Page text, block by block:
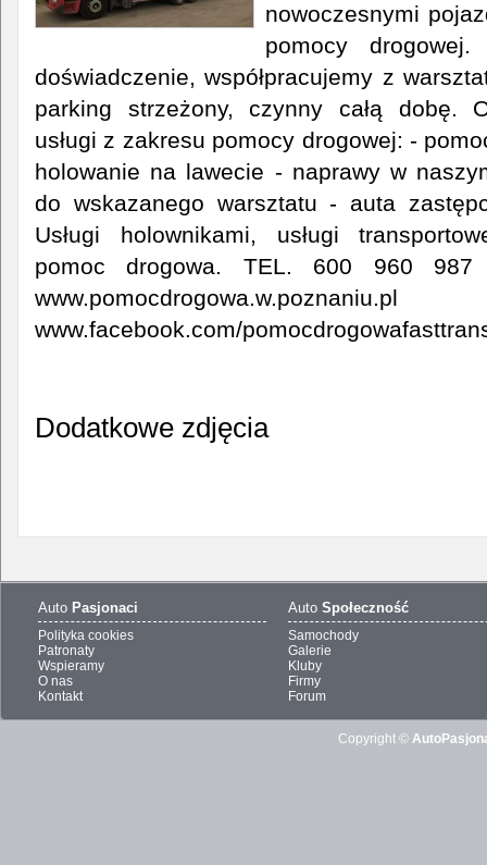
nowoczesnymi
pomocy drogowej.
doświadczenie, współpracujemy z
parking strzeżony, czynny całą dobę.
usługi z zakresu pomocy drogowej: -
holowanie na lawecie - naprawy w
do wskazanego warsztatu - auta
Usługi holownikami, usługi
pomoc drogowa. TEL. 600 960 987
www.pomocdrogowa.w.poznaniu.pl
www.facebook.com/
Dodatkowe zdjęcia
Auto Pasjonaci
Polityka cookies
Patronaty
Wspieramy
O nas
Kontakt
Auto Społeczność
Samochody
Galerie
Kluby
Firmy
Forum
Copyright ©